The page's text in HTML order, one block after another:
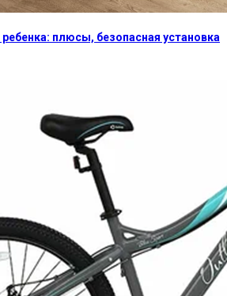
плюсы, безопасная установка